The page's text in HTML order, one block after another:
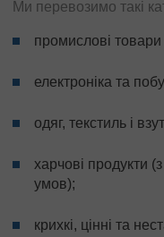
Ми перевозимо такі
промислові
електроніка та
одяг, текстиль і
харчові продукти
умов);
крихкі, цінні та